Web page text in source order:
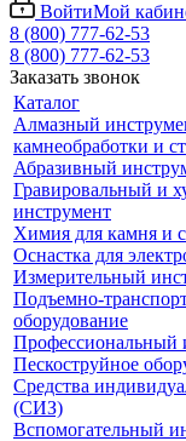
ВойтиМой
8 (800) 777-62-53
8 (800) 777-62-53
Заказать звонок
Каталог
Алмазный
камнеобработки и
Абразивный
Гравировальный и
инструмент
Химия для камня и
Оснастка для
Измерительный
Подъемно-
оборудование
Профессиональный
Пескоструйное
Средства
(СИЗ)
Вспомогательный